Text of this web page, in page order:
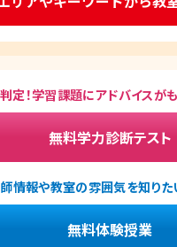
定！学習課題にアドバイスが
無料学力診断テスト
情報や教室の雰囲気を知り
無料体験授業